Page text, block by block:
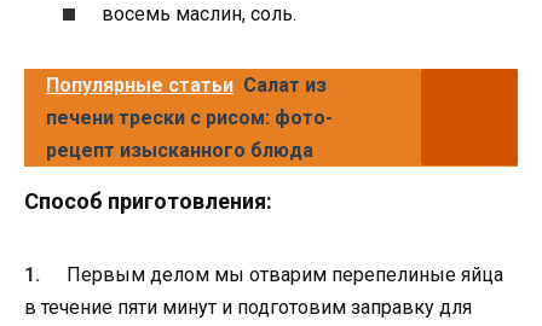
восемь маслин, соль.
Популярные статьи Салат из
печени трески с рисом: фото-
рецепт изысканного блюда
Способ приготовления:
Первым делом мы отварим перепелиные яйца
в течение пяти минут и подготовим заправку для